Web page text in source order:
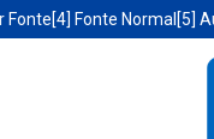
BABA
Fonte[4] Fonte Normal [5]